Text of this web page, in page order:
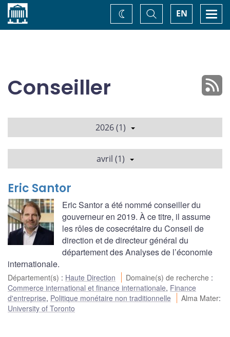
Accueil EN
Basculer
la
recherche
Changez
de
Conseiller
2026 (1)
avril (1)
Eric Santor
Eric Santor a été nommé conseiller du
gouverneur en 2019. À ce titre, il assume
les rôles de cosecrétaire du Conseil de
direction et de directeur général du
département des Analyses de l’économie
internationale.
Département(s) : Haute Direction Domaine(s) de recherche :
Commerce international et finance internationale, Finance
d'entreprise, Politique monétaire non traditionnelle Alma Mater:
University of Toronto